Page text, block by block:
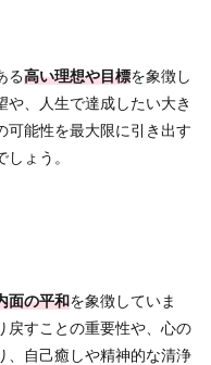
る高い理想や目標を象徴し
や、人生で達成したい大き
可能性を最大限に引き出す
ょう。
面の平和を象徴していま
戻すことの重要性や、心の
、自己癒しや精神的な清浄